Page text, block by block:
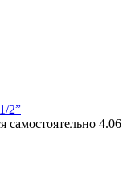
2”
самостоятельно 4.06